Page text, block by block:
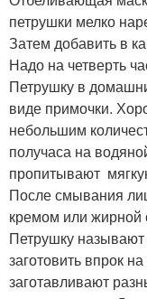
петрушки мелко
Затем добавить в
Надо на четверть
Петрушку в
виде примочки.
небольшим
получаса на
пропитывают
После смывания
кремом или жирной
Петрушку
заготовить впрок
заготавливают